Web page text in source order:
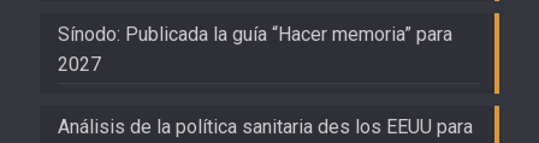
Sínodo: Publicada la guía “Hacer memoria” para
2027
Análisis de la política sanitaria des los EEUU para